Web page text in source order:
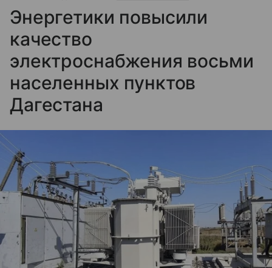
Энергетики повысили
качество
электроснабжения восьми
населенных пунктов
Дагестана